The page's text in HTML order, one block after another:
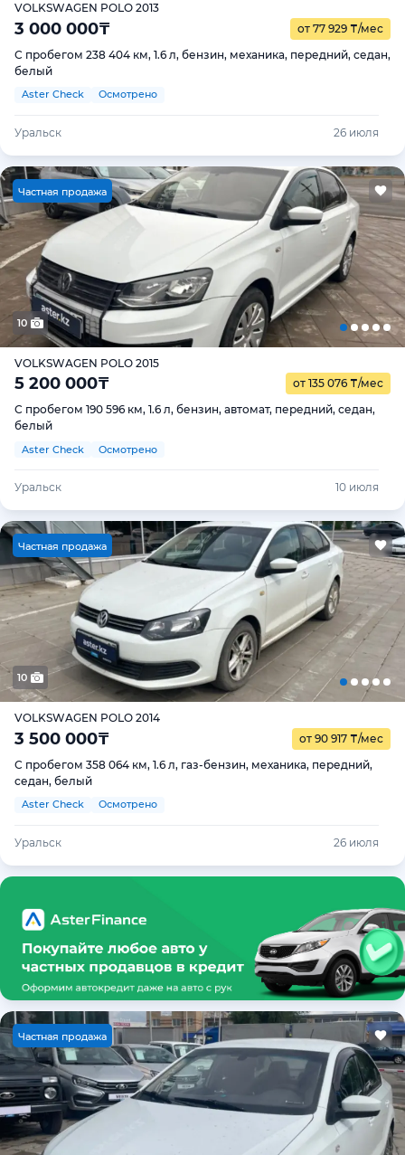
VOLKSWAGEN POLO 2013
3 000 000₸ от 77 929 ₸/мес
С пробегом 238 404 км, 1.6 л, бензин, механика, передний, седан,
белый
Aster Check Осмотрено
Уральск 26 июля
Частная продажа
10
VOLKSWAGEN POLO 2015
5 200 000₸ от 135 076 ₸/мес
С пробегом 190 596 км, 1.6 л, бензин, автомат, передний, седан,
белый
Aster Check Осмотрено
Уральск 10 июля
Частная продажа
10
VOLKSWAGEN POLO 2014
3 500 000₸ от 90 917 ₸/мес
С пробегом 358 064 км, 1.6 л, газ-бензин, механика, передний,
седан, белый
Aster Check Осмотрено
Уральск 26 июля
Частная продажа